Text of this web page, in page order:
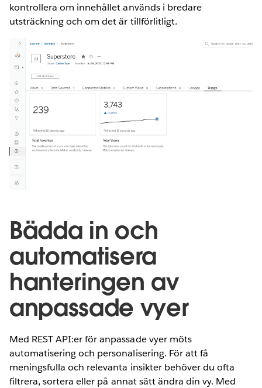
kontrollera om innehållet används i bredare
utsträckning och om det är tillförlitligt.
Bädda in och
automatisera
hanteringen av
anpassade vyer
Med REST API:er för anpassade vyer möts
automatisering och personalisering. För att få
meningsfulla och relevanta insikter behöver du ofta
filtrera, sortera eller på annat sätt ändra din vy. Med